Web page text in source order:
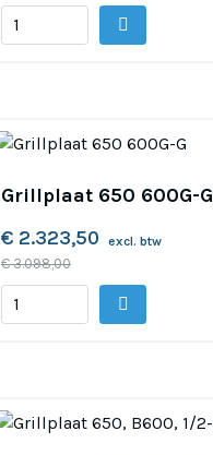
Grillplaat 650 600G-G
€ 2.323,50
excl. btw
€ 3.098,00